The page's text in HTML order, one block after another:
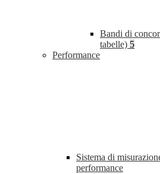
Bandi di
tabelle) 5
Performance
Sistema di
performance